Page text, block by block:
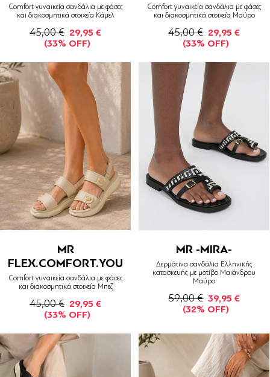
Comfort γυναικεία σανδάλια με φάσες
και διακοσμητικά στοιχεία Κάμελ
45,00 € 29,95 €
(33% OFF)
Comfort γυναικεία σανδάλια με φάσες
και διακοσμητικά στοιχεία Μαύρο
45,00 € 29,95 €
(33% OFF)
MR
FLEX.COMFORT.YOU
Comfort γυναικεία σανδάλια με φάσες
και διακοσμητικά στοιχεία Μπεζ
45,00 € 29,95 €
(33% OFF)
MR -MIRA-
Δερμάτινα σανδάλια Ελληνικής
κατασκευής με μοτίβο Μαιάνδρου
Μαύρο
59,00 € 39,95 €
(32% OFF)